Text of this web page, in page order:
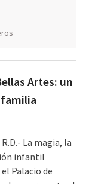
Artes: un
La magia, la
infantil
Palacio de